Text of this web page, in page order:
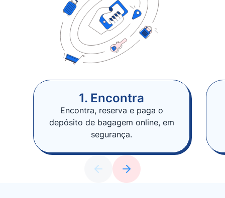
1. Encontra
Encontra, reserva e paga o
depósito de bagagem online, em
segurança.